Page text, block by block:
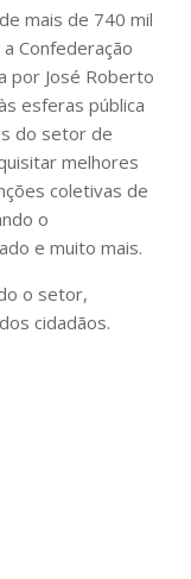
mais de 740 mil
Confederação
por José Roberto
esferas pública
do setor de
melhores
coletivas de
o
e muito mais.
o setor,
cidadãos.